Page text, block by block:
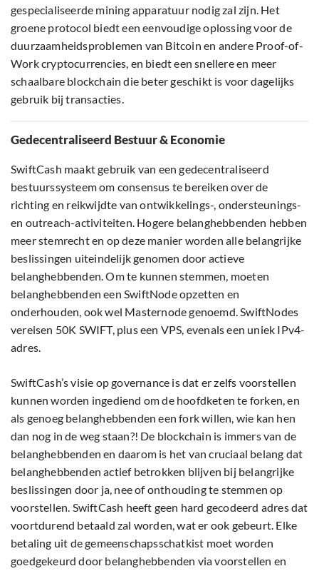
gespecialiseerde mining apparatuur nodig zal zijn. Het
groene protocol biedt een eenvoudige oplossing voor de
duurzaamheidsproblemen van Bitcoin en andere Proof-of-
Work cryptocurrencies, en biedt een snellere en meer
schaalbare blockchain die beter geschikt is voor dagelijks
gebruik bij transacties.
Gedecentraliseerd Bestuur & Economie
SwiftCash maakt gebruik van een gedecentraliseerd
bestuurssysteem om consensus te bereiken over de
richting en reikwijdte van ontwikkelings-, ondersteunings-
en outreach-activiteiten. Hogere belanghebbenden hebben
meer stemrecht en op deze manier worden alle belangrijke
beslissingen uiteindelijk genomen door actieve
belanghebbenden. Om te kunnen stemmen, moeten
belanghebbenden een SwiftNode opzetten en
onderhouden, ook wel Masternode genoemd. SwiftNodes
vereisen 50K SWIFT, plus een VPS, evenals een uniek IPv4-
adres.
SwiftCash’s visie op governance is dat er zelfs voorstellen
kunnen worden ingediend om de hoofdketen te forken, en
als genoeg belanghebbenden een fork willen, wie kan hen
dan nog in de weg staan?! De blockchain is immers van de
belanghebbenden en daarom is het van cruciaal belang dat
belanghebbenden actief betrokken blijven bij belangrijke
beslissingen door ja, nee of onthouding te stemmen op
voorstellen. SwiftCash heeft geen hard gecodeerd adres dat
voortdurend betaald zal worden, wat er ook gebeurt. Elke
betaling uit de gemeenschapsschatkist moet worden
goedgekeurd door belanghebbenden via voorstellen en